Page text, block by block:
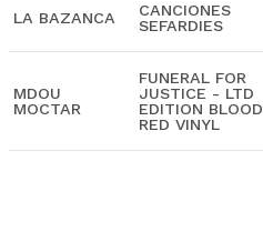
LA BAZANCA
CANCIONES
SEFARDIES
MDOU
MOCTAR
FUNERAL FOR
JUSTICE - LTD
EDITION BLOOD
RED VINYL